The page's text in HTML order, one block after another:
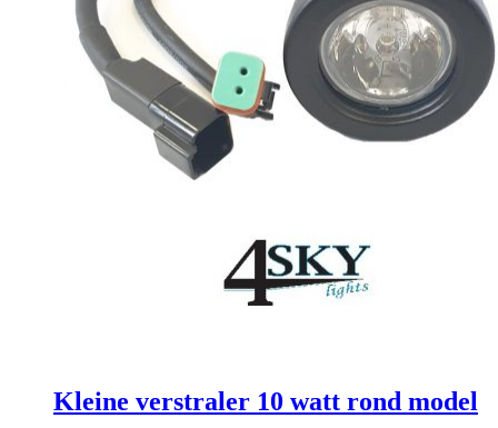
Kleine verstraler 10 watt rond model